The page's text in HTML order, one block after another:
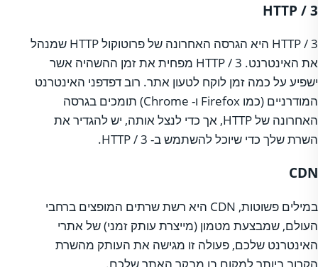
HTTP / 3
HTTP / 3 היא הגרסה האחרונה של פרוטוקול HTTP שמנהל
את האינטרנט. HTTP / 3 מפחית את זמן ההשהיה אשר
ישפיע על כמה זמן לוקח לטעון אתר. רוב דפדפני האינטרנט
המודרניים (כמו Firefox ו- Chrome) תומכים בגרסה
האחרונה של HTTP, אך כדי לנצל אותה, יש להגדיר את
השרת שלך כדי שיוכל להשתמש ב- HTTP / 3.
CDN
במילים פשוטות, CDN היא רשת שרתים המופצים ברחבי
העולם, שמבצעת מטמון (מייצרת עותק זמני) של אתרי
האינטרנט שלכם, פעולה זו מגישה את העותק מהשרת
הקרוב ביותר למקום בו מבקר האתר שלכם.